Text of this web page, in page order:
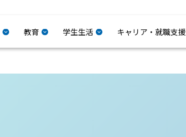
教育 学生生活 キャリア・就職支援